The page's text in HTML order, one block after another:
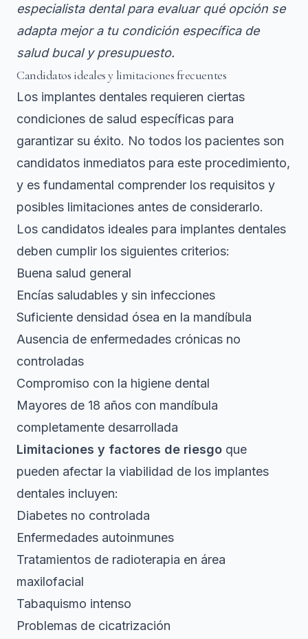
especialista dental para evaluar qué opción se
adapta mejor a tu condición específica de
salud bucal y presupuesto.
Candidatos ideales y limitaciones frecuentes
Los implantes dentales requieren ciertas
condiciones de salud específicas para
garantizar su éxito. No todos los pacientes son
candidatos inmediatos para este procedimiento,
y es fundamental comprender los requisitos y
posibles limitaciones antes de considerarlo.
Los candidatos ideales para implantes dentales
deben cumplir los siguientes criterios:
Buena salud general
Encías saludables y sin infecciones
Suficiente densidad ósea en la mandíbula
Ausencia de enfermedades crónicas no
controladas
Compromiso con la higiene dental
Mayores de 18 años con mandíbula
completamente desarrollada
Limitaciones y factores de riesgo que
pueden afectar la viabilidad de los implantes
dentales incluyen:
Diabetes no controlada
Enfermedades autoinmunes
Tratamientos de radioterapia en área
maxilofacial
Tabaquismo intenso
Problemas de cicatrización